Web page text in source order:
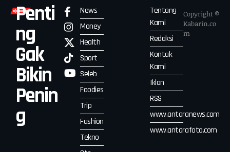
Penti
ng
Gak
Bikin
Penin
g
News
Money
Health
Sport
Seleb
Foodies
Trip
Fashion
Tekno
Tentang
Kami
Redaksi
Kontak
Kami
Iklan
RSS
www.antaranews.com
www.antarafoto.com
Copyright ©
Kabarin.co
m